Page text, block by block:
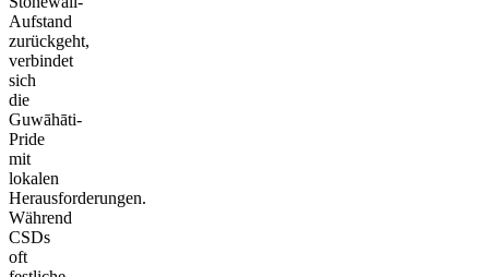
Aufstand
zurückgeht,
verbindet
sich
die
Guwāhāti-
Pride
mit
lokalen
Herausforderungen.
Während
CSDs
oft